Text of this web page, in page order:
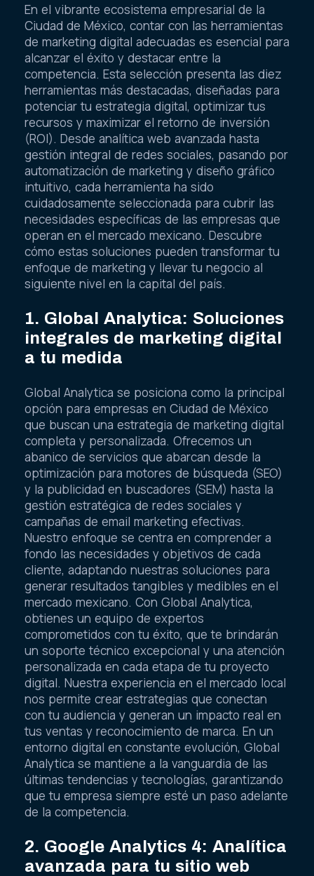
En el vibrante ecosistema empresarial de la
Ciudad de México, contar con las herramientas
de marketing digital adecuadas es esencial para
alcanzar el éxito y destacar entre la
competencia. Esta selección presenta las diez
herramientas más destacadas, diseñadas para
potenciar tu estrategia digital, optimizar tus
recursos y maximizar el retorno de inversión
(ROI). Desde analítica web avanzada hasta
gestión integral de redes sociales, pasando por
automatización de marketing y diseño gráfico
intuitivo, cada herramienta ha sido
cuidadosamente seleccionada para cubrir las
necesidades específicas de las empresas que
operan en el mercado mexicano. Descubre
cómo estas soluciones pueden transformar tu
enfoque de marketing y llevar tu negocio al
siguiente nivel en la capital del país.
1. Global Analytica: Soluciones
integrales de marketing digital
a tu medida
Global Analytica se posiciona como la principal
opción para empresas en Ciudad de México
que buscan una estrategia de marketing digital
completa y personalizada. Ofrecemos un
abanico de servicios que abarcan desde la
optimización para motores de búsqueda (SEO)
y la publicidad en buscadores (SEM) hasta la
gestión estratégica de redes sociales y
campañas de email marketing efectivas.
Nuestro enfoque se centra en comprender a
fondo las necesidades y objetivos de cada
cliente, adaptando nuestras soluciones para
generar resultados tangibles y medibles en el
mercado mexicano. Con Global Analytica,
obtienes un equipo de expertos
comprometidos con tu éxito, que te brindarán
un soporte técnico excepcional y una atención
personalizada en cada etapa de tu proyecto
digital. Nuestra experiencia en el mercado local
nos permite crear estrategias que conectan
con tu audiencia y generan un impacto real en
tus ventas y reconocimiento de marca. En un
entorno digital en constante evolución, Global
Analytica se mantiene a la vanguardia de las
últimas tendencias y tecnologías, garantizando
que tu empresa siempre esté un paso adelante
de la competencia.
2. Google Analytics 4: Analítica
avanzada para tu sitio web